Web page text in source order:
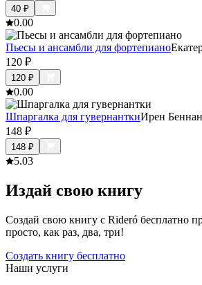
40 ₽
0.00
Пьесы и ансамбли для фортепиано
120 ₽
120 ₽
0.00
Шпаргалка для гувернанткиИрен
148 ₽
148 ₽
5.03
Издай свою книгу
Создай свою книгу с Rideró бесплатно
просто, как раз, два, три!
Создать книгу бесплатно
Наши услуги